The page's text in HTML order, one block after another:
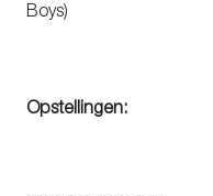
Boys)
Opstellingen: